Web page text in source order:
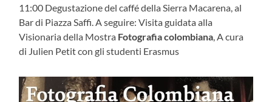
11:00 Degustazione del caffé della Sierra Macarena, al
Bar di Piazza Saffi. A seguire: Visita guidata alla
Visionaria della Mostra Fotografia colombiana, A cura
di Julien Petit con gli studenti Erasmus